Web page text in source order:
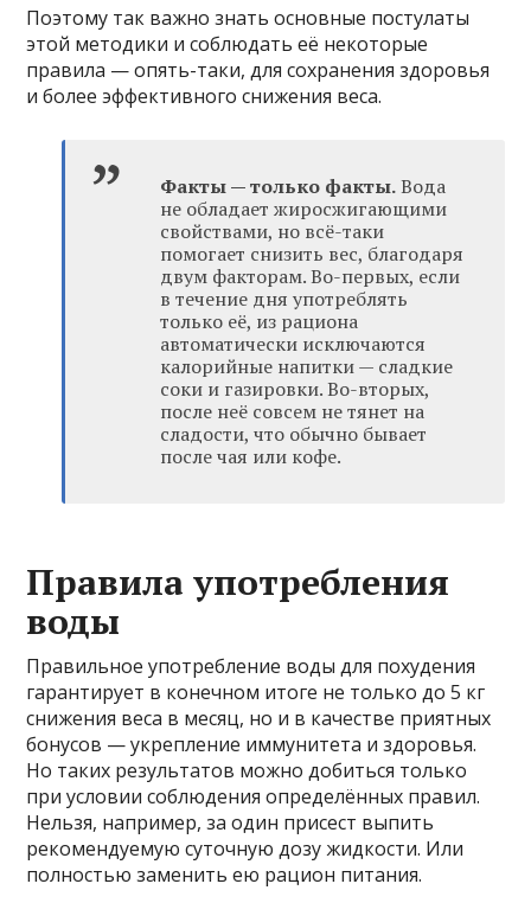
Поэтому так важно знать основные постулаты
этой методики и соблюдать её некоторые
правила — опять-таки, для сохранения здоровья
и более эффективного снижения веса.
Факты — только факты.Вода
не обладает жиросжигающими
свойствами, но всё-таки
помогает снизить вес, благодаря
двум факторам. Во-первых, если
в течение дня употреблять
только её, из рациона
автоматически исключаются
калорийные напитки — сладкие
соки и газировки. Во-вторых,
после неё совсем не тянет на
сладости, что обычно бывает
после чая или кофе.
Правила употребления
воды
Правильное употребление воды для похудения
гарантирует в конечном итоге не только до 5 кг
снижения веса в месяц, но и в качестве приятных
бонусов — укрепление иммунитета и здоровья.
Но таких результатов можно добиться только
при условии соблюдения определённых правил.
Нельзя, например, за один присест выпить
рекомендуемую суточную дозу жидкости. Или
полностью заменить ею рацион питания.